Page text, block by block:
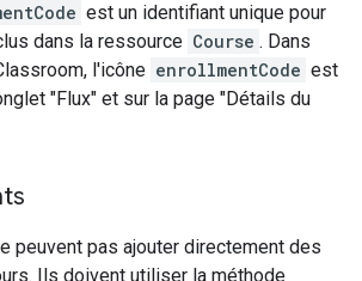
est un identifiant unique pour
dans la ressource Course . Dans
l'icône enrollmentCode est
"Flux" et sur la page "Détails du
peuvent pas ajouter directement des
Ils doivent utiliser la méthode